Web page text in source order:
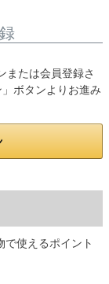
または会員登録さ
ボタンよりお進み
使えるポイント